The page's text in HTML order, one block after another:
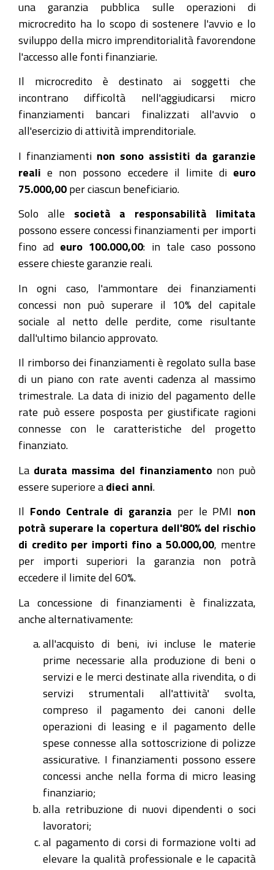
una garanzia pubblica sulle operazioni di
microcredito ha lo scopo di sostenere l'avvio e lo
sviluppo della micro imprenditorialità favorendone
l'accesso alle fonti finanziarie.
Il microcredito è destinato ai soggetti che
incontrano difficoltà nell'aggiudicarsi micro
finanziamenti bancari finalizzati all'avvio o
all'esercizio di attività imprenditoriale.
I finanziamenti non sono assistiti da garanzie
reali e non possono eccedere il limite di euro
75.000,00 per ciascun beneficiario.
Solo alle società a responsabilità limitata
possono essere concessi finanziamenti per importi
fino ad euro 100.000,00: in tale caso possono
essere chieste garanzie reali.
In ogni caso, l'ammontare dei finanziamenti
concessi non può superare il 10% del capitale
sociale al netto delle perdite, come risultante
dall'ultimo bilancio approvato.
Il rimborso dei finanziamenti è regolato sulla base
di un piano con rate aventi cadenza al massimo
trimestrale. La data di inizio del pagamento delle
rate può essere posposta per giustificate ragioni
connesse con le caratteristiche del progetto
finanziato.
La durata massima del finanziamentonon può
essere superiore a dieci anni
Il Fondo Centrale di garanzia per le PMI non
potrà superare la copertura dell'80% del rischio
di credito per importi fino a 50.000,00 , mentre
per importi superiori la garanzia non potrà
eccedere il limite del 60%.
La concessione di finanziamenti è finalizzata,
anche alternativamente:
all'acquisto di beni, ivi incluse le materie
prime necessarie alla produzione di beni o
servizi e le merci destinate alla rivendita, o di
servizi strumentali all'attività' svolta,
compreso il pagamento dei canoni delle
operazioni di leasing e il pagamento delle
spese connesse alla sottoscrizione di polizze
assicurative. I finanziamenti possono essere
concessi anche nella forma di micro leasing
finanziario;
alla retribuzione di nuovi dipendenti o soci
lavoratori;
al pagamento di corsi di formazione volti ad
elevare la qualità professionale e le capacità